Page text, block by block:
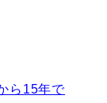
ら15年で